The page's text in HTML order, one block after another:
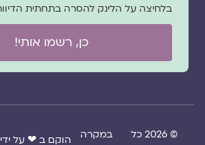
בלחיצה על הלינק להסרה בתחתית הדיוור.
כן, רשמו אותי!
© 2026 כל
במקרה
הוקם ב ❤ על ידי –